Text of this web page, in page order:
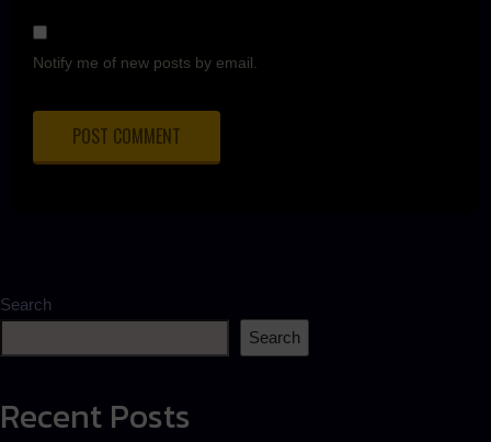
Notify me of new posts by email.
Search
Search
Recent Posts